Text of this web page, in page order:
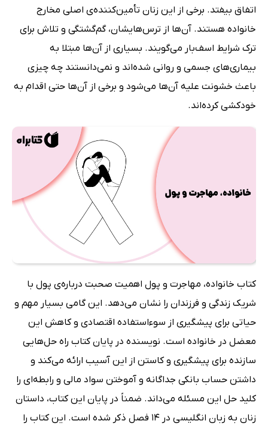
اتفاق بیفتد. برخی از این زنان تأمین‌کننده‌ی اصلی مخارج
خانواده هستند. آن‌ها از ترس‌هایشان، گم‌گشتگی و تلاش برای
ترک شرایط اسف‌بار می‌گویند. بسیاری از آن‌ها مبتلا به
بیماری‌های جسمی و روانی شده‌اند و نمی‌دانستند چه چیزی
باعث خشونت علیه آن‌ها می‌شود و برخی از آن‌ها حتی اقدام به
خودکشی کرده‌اند.
کتاب خانواده، مهاجرت و پول اهمیت صحبت درباره‌ی پول با
شریک زندگی و فرزندان را نشان می‌دهد. این گامی بسیار مهم و
حیاتی برای پیشگیری از سوءاستفاده اقتصادی و کاهش این
معضل در خانواده است. نویسنده در پایان کتاب راه حل‌هایی
سازنده برای پیشگیری و کاستن از این آسیب ارائه می‌کند و
داشتن حساب بانکی جداگانه و آموختن سواد مالی و رابطه‌ای را
کلید حل این مسئله می‌داند. ضمناً در پایان این کتاب، داستان
زنان به زبان انگلیسی در 14 فصل ذکر شده است. این کتاب را